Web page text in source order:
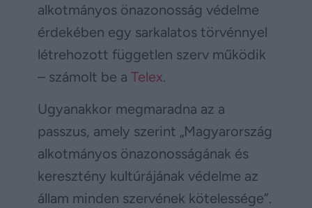
alkotmányos önazonosság védelme
érdekében egy sarkalatos törvénnyel
létrehozott független szerv működik
– számolt be a Telex.
Ugyanakkor megmaradna az a
passzus, amely szerint „Magyarország
alkotmányos önazonosságának és
keresztény kultúrájának védelme az
állam minden szervének kötelessége”.